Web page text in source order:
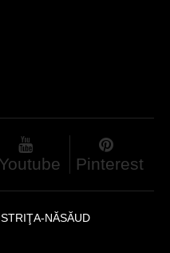
Youtube
Pinterest
NĂSĂUD